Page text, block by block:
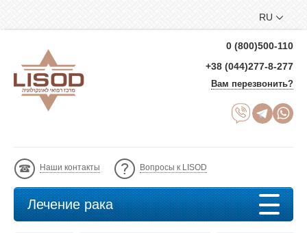
RU
0 (800)500-110
+38 (044)277-8-277
Вам перезвонить?
Наши контакты Вопросы к LISOD
Лечение рака